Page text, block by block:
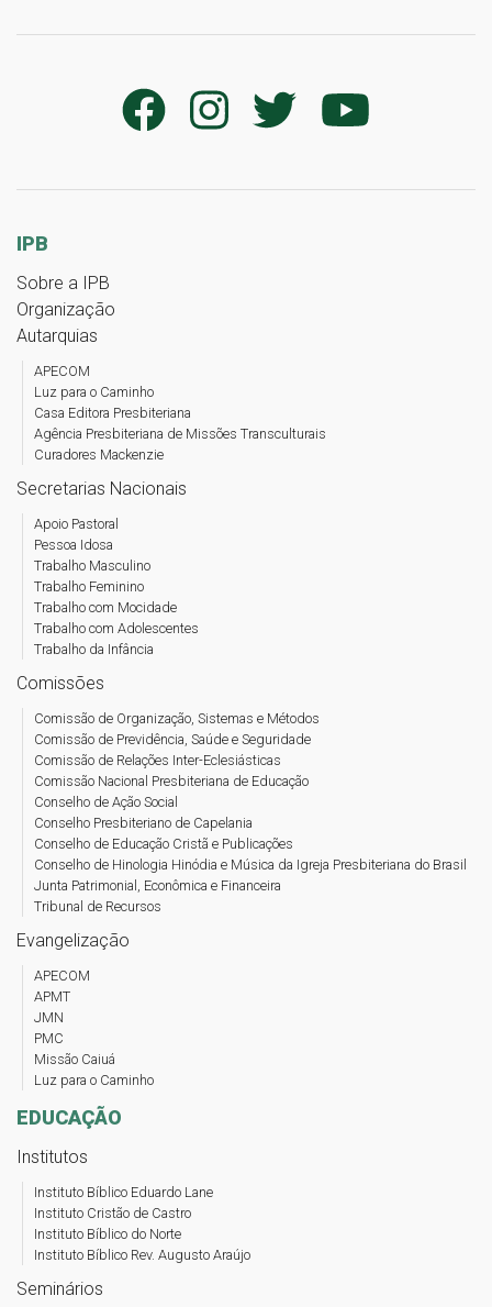
IPB
Sobre a IPB
Organização
Autarquias
APECOM
Luz para o Caminho
Casa Editora Presbiteriana
Agência Presbiteriana de Missões Transculturais
Curadores Mackenzie
Secretarias Nacionais
Apoio Pastoral
Pessoa Idosa
Trabalho Masculino
Trabalho Feminino
Trabalho com Mocidade
Trabalho com Adolescentes
Trabalho da Infância
Comissões
Comissão de Organização, Sistemas e Métodos
Comissão de Previdência, Saúde e Seguridade
Comissão de Relações Inter-Eclesiásticas
Comissão Nacional Presbiteriana de Educação
Conselho de Ação Social
Conselho Presbiteriano de Capelania
Conselho de Educação Cristã e Publicações
Conselho de Hinologia Hinódia e Música da Igreja Presbiteriana do Brasil
Junta Patrimonial, Econômica e Financeira
Tribunal de Recursos
Evangelização
APECOM
APMT
JMN
PMC
Missão Caiuá
Luz para o Caminho
EDUCAÇÃO
Institutos
Instituto Bíblico Eduardo Lane
Instituto Cristão de Castro
Instituto Bíblico do Norte
Instituto Bíblico Rev. Augusto Araújo
Seminários